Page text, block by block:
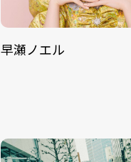
早瀬ノエル